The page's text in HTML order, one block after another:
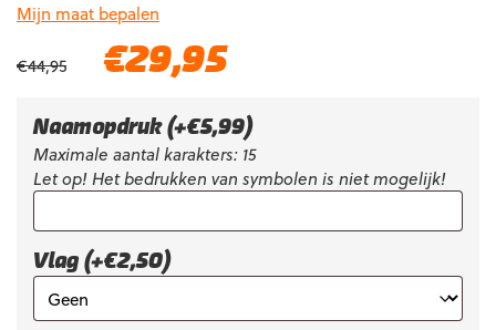
Mijn maat bepalen
€44,95
Oorspronkelijke
€44,95.
€29,95Huidige
€29,95.
Naamopdruk (+€5,99)
Maximale aantal karakters: 15
Let op! Het bedrukken van symbolen is niet mogelijk!
Vlag (+€2,50)